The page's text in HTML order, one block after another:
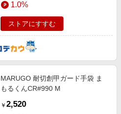
1.0%
ストアにすすむ
MARUGO 耐切創甲ガード手袋 ま
もるくんCR#990 M
￥ 2,520